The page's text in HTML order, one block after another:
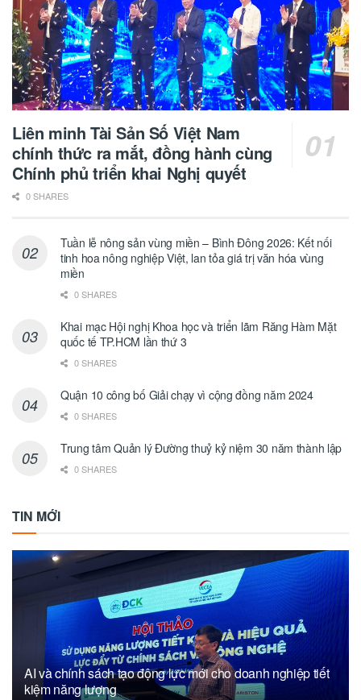
Liên minh Tài Sản Số Việt Nam
chính thức ra mắt, đồng hành cùng
Chính phủ triển khai Nghị quyết
0 SHARES
Tuần lễ nông sản vùng miền – Bình Đông 2026: Kết nối
tinh hoa nông nghiệp Việt, lan tỏa giá trị văn hóa vùng
miền
0 SHARES
Khai mạc Hội nghị Khoa học và triển lãm Răng Hàm Mặt
quốc tế TP.HCM lần thứ 3
0 SHARES
Quận 10 công bố Giải chạy vì cộng đồng năm 2024
0 SHARES
Trung tâm Quản lý Đường thuỷ kỷ niệm 30 năm thành lập
0 SHARES
TIN MỚI
AI và chính sách tạo động lực mới cho doanh nghiệp tiết
kiệm năng lượng